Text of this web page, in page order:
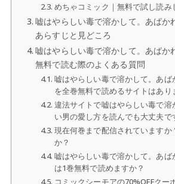
めちゃコミック｜無料で試し読み
嘘はやらしい毒で溶かして。あばか
あらすじと見どころ
嘘はやらしい毒で溶かして。あばか
無料で読む際のよくある質問
嘘はやらしい毒で溶かして。あ
を全巻無料で読めるサイトはあり
違法サイトで嘘はやらしい毒で溶
い男の愛し方を読んでも大丈夫で
現在何巻まで配信されていますか
か？
嘘はやらしい毒で溶かして。あ
は1巻無料で読めますか？
コミックシーモアの70%OFFクー